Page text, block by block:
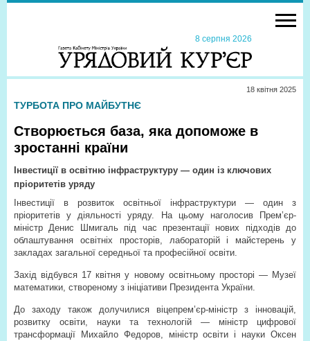
8 серпня 2026
18 квiтня 2025
ТУРБОТА ПРО МАЙБУТНЄ
Створюється база, яка допоможе в
зростанні країни
Інвестиції в освітню інфраструктуру — один із ключових
пріоритетів уряду
Інвестиції в розвиток освітньої інфраструктури — один з
пріоритетів у діяльності уряду. На цьому наголосив Прем’єр-
міністр Денис Шмигаль під час презентації нових підходів до
облаштування освітніх просторів, лабораторій і майстерень у
закладах загальної середньої та професійної освіти.
Захід відбувся 17 квітня у новому освітньому просторі — Музеї
математики, створеному з ініціативи Президента України.
До заходу також долучилися віцепрем’єр-міністр з інновацій,
розвитку освіти, науки та технологій — міністр цифрової
трансформації Михайло Федоров, міністр освіти і науки Оксен